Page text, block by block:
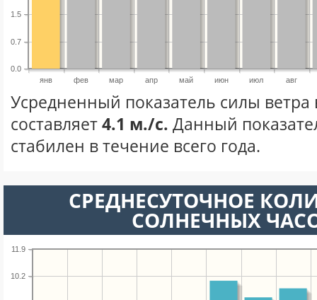
янв фев мар апр май июн июл авг
0.0
0.7
1.5
Усредненный показатель силы ветра
составляет4.1 м./с. Данный
стабилен в течение всего года.
СРЕДНЕСУТОЧНОЕ
СОЛНЕЧНЫХ
10.2
11.9